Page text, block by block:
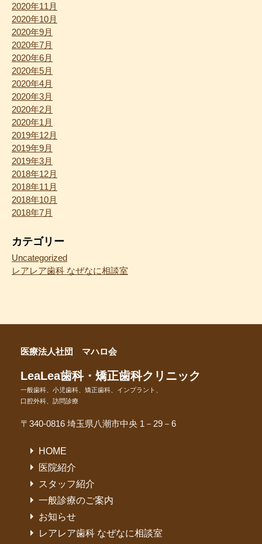
2020年11月
2020年10月
2020年9月
2020年7月
2020年6月
2020年5月
2020年4月
2020年3月
2020年2月
2020年1月
2019年12月
2019年9月
2019年3月
2018年12月
2018年11月
2018年10月
2018年7月
カテゴリー
Uncategorized
レアレア歯科 なぜなに相談室
医療法人社団 マハロ会
LeaLea歯科・矯正歯科クリニック
一般歯科、小児歯科、矯正歯科、インプラント、
口腔外科、訪問診療
〒340-0816 埼玉県八潮市中央 1－29－6
HOME
医院紹介
スタッフ紹介
一般診療のご案内
お知らせ
レアレア歯科 なぜなに相談室